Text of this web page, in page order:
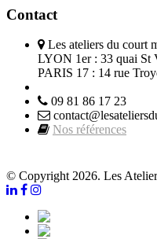
Contact
Les ateliers du court
LYON 1er : 33 quai St
PARIS 17 : 14 rue
09 81 86 17 23
Nos références
© Copyright 2026. Les